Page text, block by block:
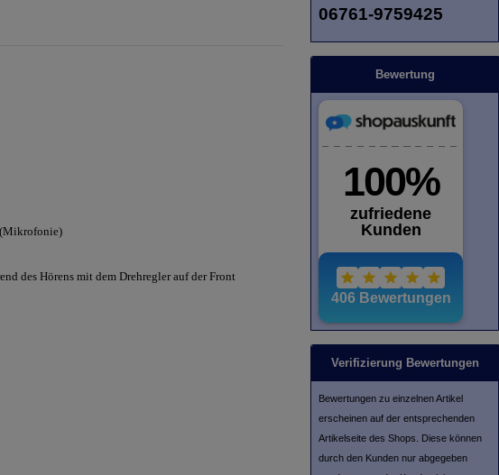
(Mikrofonie)
des Hörens mit dem Drehregler auf der Front
06761-9759425
Bewertung
Verifizierung Bewertungen
Bewertungen zu einzelnen Artikel
erscheinen auf der entsprechenden
Artikelseite des Shops. Diese können
durch den Kunden nur abgegeben